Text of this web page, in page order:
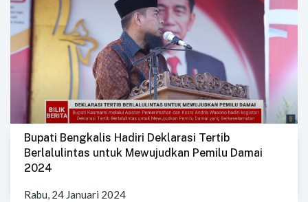
Bupati Bengkalis Hadiri Deklarasi Tertib
Berlalulintas untuk Mewujudkan Pemilu Damai
2024
Rabu, 24 Januari 2024